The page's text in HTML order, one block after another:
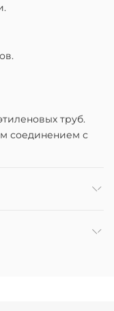
труб.
соединением с